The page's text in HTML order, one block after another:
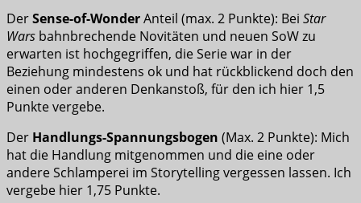
DerSense-of-WonderAnteil (max. 2 Punkte): Bei Star
Wars bahnbrechende Novitäten und neuen SoW zu
erwarten ist hochgegriffen, die Serie war in der
Beziehung mindestens ok und hat rückblickend doch den
einen oder anderen Denkanstoß, für den ich hier 1,5
Punkte vergebe.
Der Handlungs-Spannungsbogen (Max. 2 Punkte): Mich
hat die Handlung mitgenommen und die eine oder
andere Schlamperei im Storytelling vergessen lassen. Ich
vergebe hier 1,75 Punkte.